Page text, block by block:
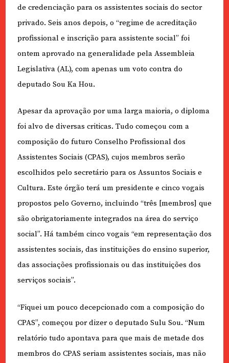
de credenciação para os assistentes sociais do sector
privado. Seis anos depois, o “regime de acreditação
profissional e inscrição para assistente social” foi
ontem aprovado na generalidade pela Assembleia
Legislativa (AL), com apenas um voto contra do
deputado Sou Ka Hou.
Apesar da aprovação por uma larga maioria, o diploma
foi alvo de diversas criticas. Tudo começou com a
composição do futuro Conselho Profissional dos
Assistentes Sociais (CPAS), cujos membros serão
escolhidos pelo secretário para os Assuntos Sociais e
Cultura. Este órgão terá um presidente e cinco vogais
propostos pelo Governo, incluindo “três [membros] que
são obrigatoriamente integrados na área do serviço
social”. Há também cinco vogais “em representação dos
assistentes sociais, das instituições do ensino superior,
das associações profissionais ou das instituições dos
serviços sociais”.
“Fiquei um pouco decepcionado com a composição do
CPAS”, começou por dizer o deputado Sulu Sou. “Num
relatório tudo apontava para que mais de metade dos
membros do CPAS seriam assistentes sociais, mas não